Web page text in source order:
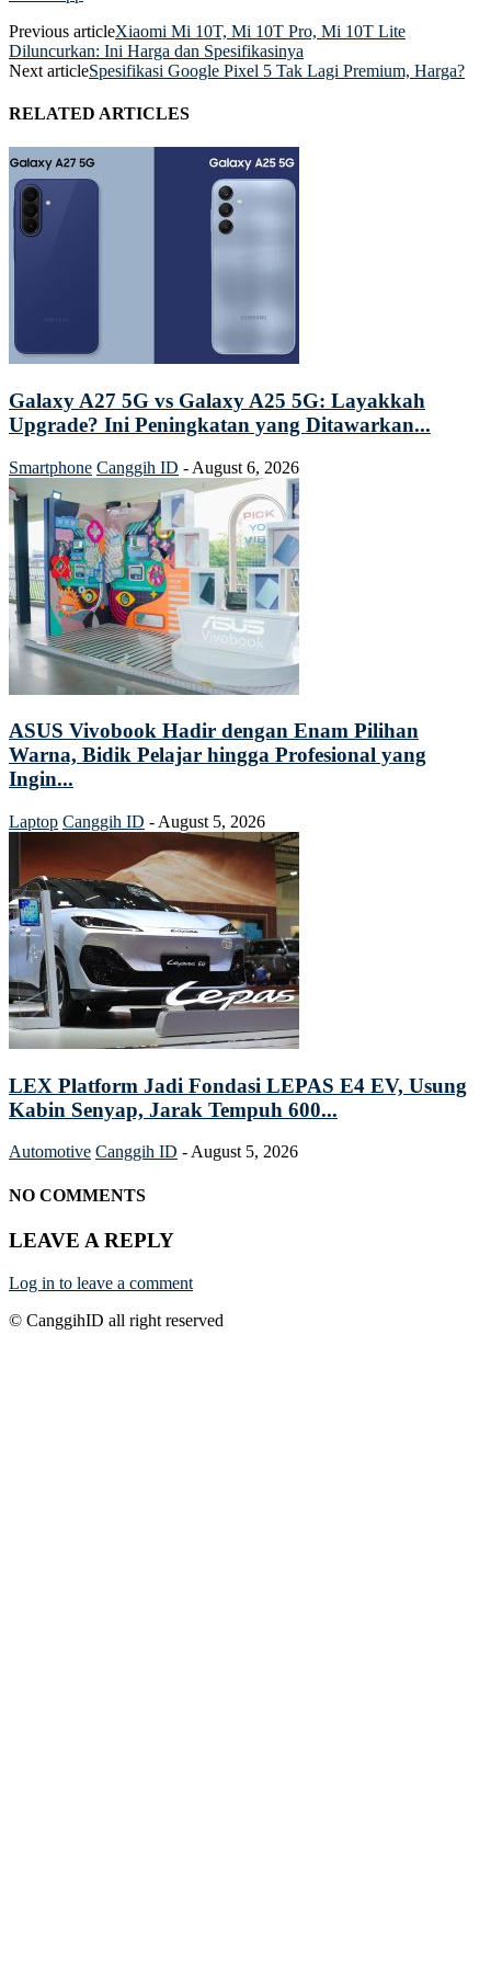
Previous articleXiaomi Mi 10T, Mi 10T Pro, Mi 10T Lite
Diluncurkan: Ini Harga dan Spesifikasinya
Next articleSpesifikasi Google Pixel 5 Tak Lagi Premium, Harga?
RELATED ARTICLES
Galaxy A27 5G vs Galaxy A25 5G: Layakkah
Upgrade? Ini Peningkatan yang Ditawarkan...
Smartphone Canggih ID - August 6, 2026
ASUS Vivobook Hadir dengan Enam Pilihan
Warna, Bidik Pelajar hingga Profesional yang
Ingin...
Laptop Canggih ID - August 5, 2026
LEX Platform Jadi Fondasi LEPAS E4 EV, Usung
Kabin Senyap, Jarak Tempuh 600...
Automotive Canggih ID - August 5, 2026
NO COMMENTS
LEAVE A REPLY
Log in to leave a comment
© CanggihID all right reserved